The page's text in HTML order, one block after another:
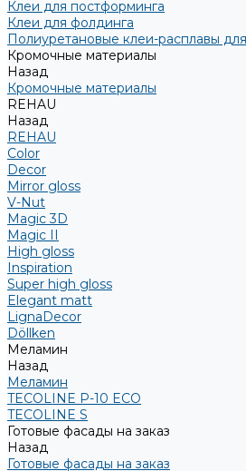
Клеи для постформинга
Клеи для фолдинга
Полиуретановые клеи-расплавы
Кромочные материалы
Назад
Кромочные материалы
REHAU
Назад
REHAU
Color
Decor
Mirror gloss
V-Nut
Magic 3D
Magic II
High gloss
Inspiration
Super high gloss
Elegant matt
LignaDecor
Döllken
Меламин
Назад
Меламин
TECOLINE P-10 ECO
TECOLINE S
Готовые фасады на заказ
Назад
Готовые фасады на заказ